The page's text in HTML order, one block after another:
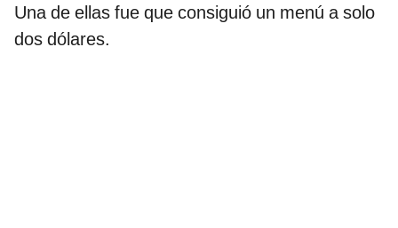
Una de ellas fue que consiguió un menú a solo
dos dólares.